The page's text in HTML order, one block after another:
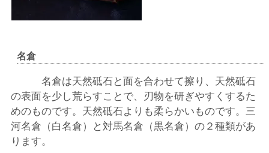
名倉
名倉は天然砥石と面を合わせて擦り、天然砥石
の表面を少し荒らすことで、刃物を研ぎやすくするた
めのものです。天然砥石よりも柔らかいものです。三
河名倉（白名倉）と対馬名倉（黒名倉）の２種類があ
ります。